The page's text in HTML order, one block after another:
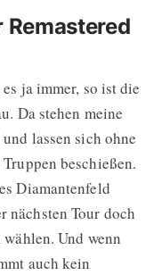
Remastered
ja immer, so ist die
Da stehen meine
lassen sich ohne
beschießen.
Diamantenfeld
nächsten Tour doch
Und wenn
auch kein